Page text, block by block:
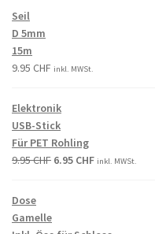
Seil
D 5mm
15m
9.95CHF inkl. MWSt.
Elektronik
USB-Stick
Für PET Rohling
9.95CHF 6.95 CHF inkl. MWSt.
Dose
Gamelle